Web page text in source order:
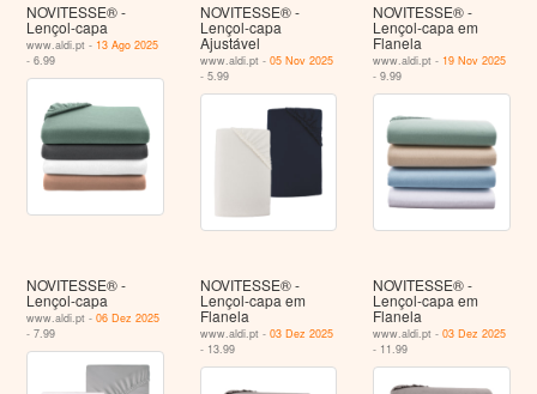
NOVITESSE® -
Lençol-capa
www.aldi.pt - 13 Ago 2025
- 6.99
NOVITESSE® -
Lençol-capa
Ajustável
www.aldi.pt - 05 Nov 2025
- 5.99
NOVITESSE® -
Lençol-capa em
Flanela
www.aldi.pt - 19 Nov 2025
- 9.99
NOVITESSE® -
Lençol-capa
www.aldi.pt -06 Dez 2025
- 7.99
NOVITESSE® -
Lençol-capa em
Flanela
www.aldi.pt - 03 Dez 2025
- 13.99
NOVITESSE® -
Lençol-capa em
Flanela
www.aldi.pt -03 Dez 2025
- 11.99